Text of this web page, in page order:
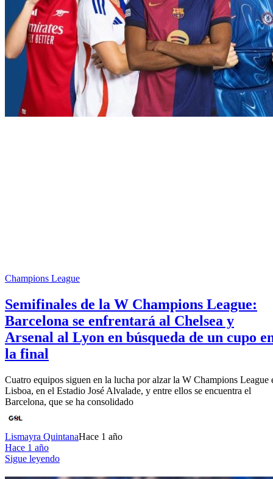
Champions League
Semifinales de la W Champions League:
Barcelona se enfrentará al Chelsea y
Arsenal al Lyon en búsqueda de un cupo
la final
Cuatro equipos siguen en la lucha por alzar la W Champions League
Lisboa, en el Estadio José Alvalade, y entre ellos se encuentra el
Barcelona, que se ha consolidado
Lismayra QuintanaHace 1 año
Hace 1 año
Sigue leyendo